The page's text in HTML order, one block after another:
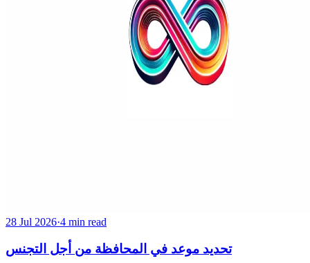
28 Jul 2026·4 min read
تحديد موعد في المحافظة من أجل التجنس